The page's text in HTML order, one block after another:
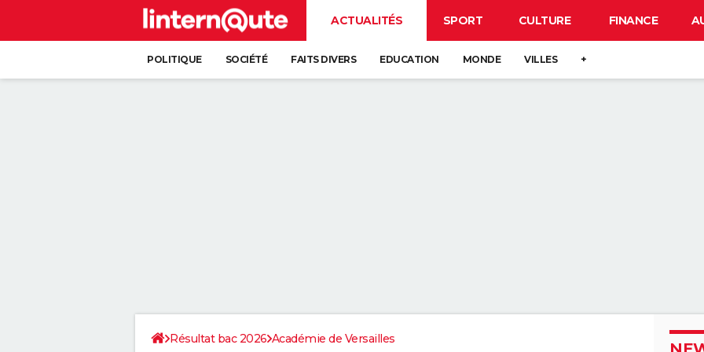
ACTUALITÉS SPORT CULTURE FINANCE
POLITIQUE SOCIÉTÉ FAITS DIVERS EDUCATION MONDE VILLES +
Résultat bac 2026 Académie de Versailles